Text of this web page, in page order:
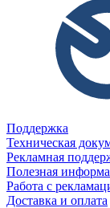
Поддержка
Техническая
Рекламная
Полезная
Работа с
Доставка и оплата